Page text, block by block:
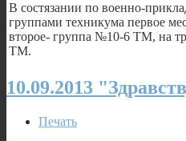
В состязании по военно-
группами техникума первое
второе- группа №10-6 ТМ, на
ТМ.
10.09.2013
Печать